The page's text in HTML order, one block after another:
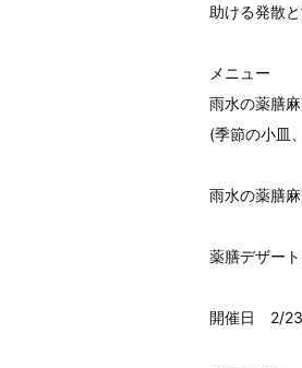
助ける発散
メニュー
雨水の薬
(季節の小皿
雨水の薬
薬膳デザー
開催日 2/